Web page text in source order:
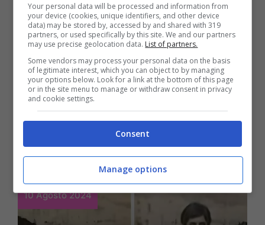
Lifestyle
Sconfigge tutte la
macchie vecchie e
nuove, ce l’abbiamo tutti
in casa ma non lo usa
10 Agosto 2024
Your personal data will be processed and information from
your device (cookies, unique identifiers, and other device
data) may be stored by, accessed by and shared with 319
partners, or used specifically by this site. We and our partners
may use precise geolocation data. List of partners.
Some vendors may process your personal data on the basis
of legitimate interest, which you can object to by managing
your options below. Look for a link at the bottom of this page
or in the site menu to manage or withdraw consent in privacy
and cookie settings.
Consent
Manage options